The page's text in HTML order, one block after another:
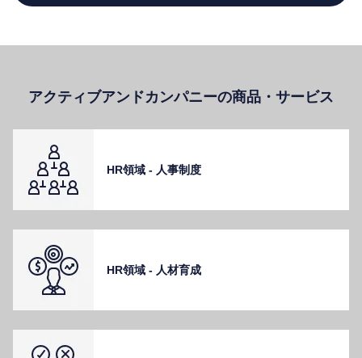
アクティブアンドカンパニーの商品・サービス
HR領域 - ⼈事制度
HR領域 - ⼈材育成